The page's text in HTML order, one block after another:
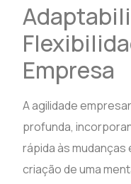
Empresa
A agilidade
profunda,
rápida às
criação de uma